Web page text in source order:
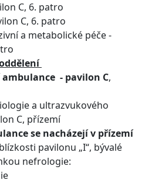
C, 6. patro
C, 6. patro
a metabolické péče -
- pavilon C,
a ultrazvukového
C, přízemí
se nacházejí v přízemí
pavilonu „I“, bývalé
nefrologie: